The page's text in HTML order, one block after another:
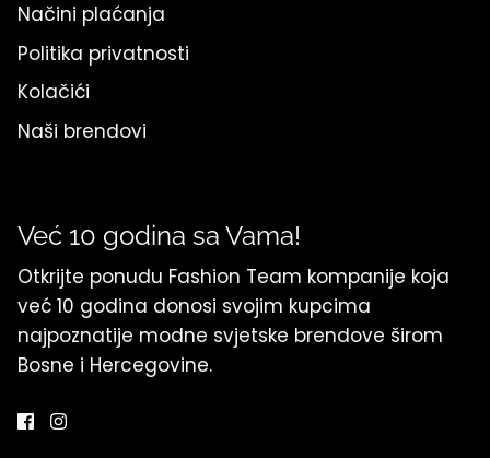
Načini plaćanja
Politika privatnosti
Kolačići
Naši brendovi
Već 10 godina sa Vama!
Otkrijte ponudu Fashion Team kompanije koja
već 10 godina donosi svojim kupcima
najpoznatije modne svjetske brendove širom
Bosne i Hercegovine.